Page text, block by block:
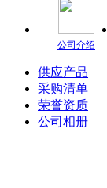
公司介绍
供应产品
采购清单
荣誉资质
公司相册